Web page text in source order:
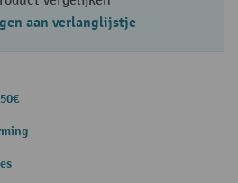
aan verlanglijstje